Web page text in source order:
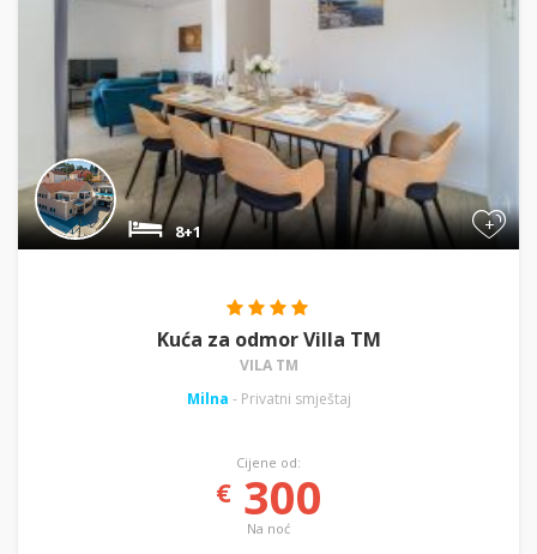
+
8+1
Kuća za odmor Villa TM
VILA TM
Milna - Privatni smještaj
Cijene od:
€300
Na noć